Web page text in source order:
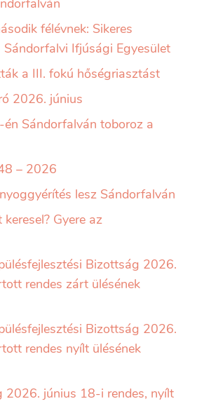
félévnek: Sikeres
Ifjúsági Egyesület
a III. fokú hőségriasztást
2026. június
Sándorfalván toboroz a
– 2026
lesz Sándorfalván
Gyere az
Bizottság 2026.
rendes zárt ülésének
Bizottság 2026.
rendes nyílt ülésének
2026. június 18-i rendes, nyílt